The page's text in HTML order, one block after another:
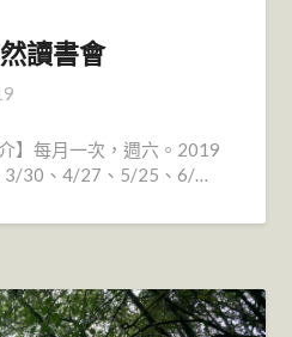
讀書會
】每月一次，週六。2019
3/30、4/27、5/25、6/…